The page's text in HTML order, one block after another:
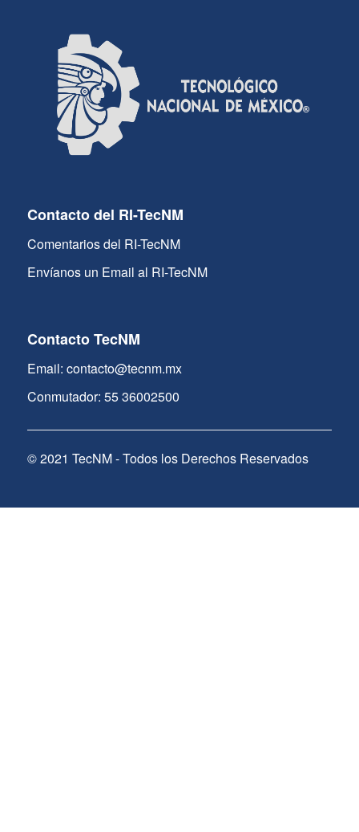
Contacto del RI-TecNM
Comentarios del RI-TecNM
Envíanos un Email al RI-TecNM
Contacto TecNM
Email: contacto@tecnm.mx
Conmutador: 55 36002500
© 2021 TecNM - Todos los Derechos Reservados